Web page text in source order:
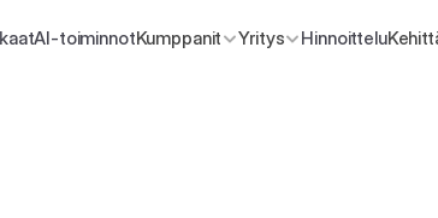
AI-toiminnotKumppanit Yritys Hinnoittelu